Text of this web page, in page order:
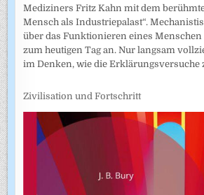
Mediziners Fritz Kahn mit dem
Mensch als Industriepalast“.
über das Funktionieren eines
zum heutigen Tag an. Nur langsam
im Denken, wie die Erklärungsversuche
Zivilisation und Fortschritt